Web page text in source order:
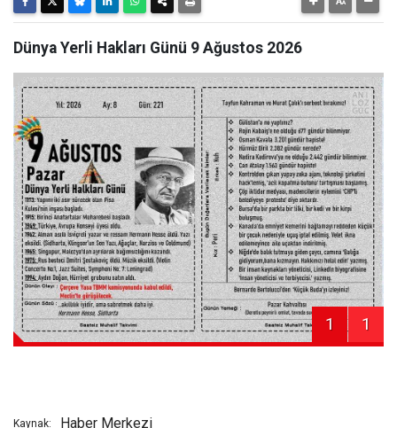
Dünya Yerli Hakları Günü 9 Ağustos 2026
1 1
Kaynak: Haber Merkezi